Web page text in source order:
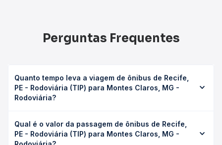
Perguntas Frequentes
Quanto tempo leva a viagem de ônibus de Recife,
PE - Rodoviária (TIP) para Montes Claros, MG -
Rodoviária?
Montes Claros, MG - Rodoviária leva em média 33h 3min,
podendo variar conforme a viação, o tipo de serviço
Qual é o valor da passagem de ônibus de Recife,
PE - Rodoviária (TIP) para Montes Claros, MG -